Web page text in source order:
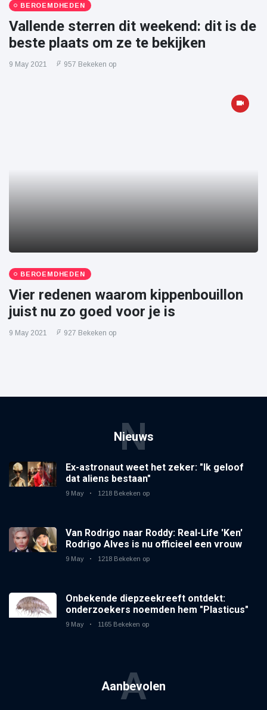
BEROEMDHEDEN
Vallende sterren dit weekend: dit is de
beste plaats om ze te bekijken
9 May 2021 957 Bekeken op
BEROEMDHEDEN
Vier redenen waarom kippenbouillon
juist nu zo goed voor je is
9 May 2021 927 Bekeken op
Nieuws
N
Ex-astronaut weet het zeker: "Ik geloof
dat aliens bestaan"
9 May 1218 Bekeken op
Van Rodrigo naar Roddy: Real-Life 'Ken'
Rodrigo Alves is nu officieel een vrouw
9 May 1218 Bekeken op
Onbekende diepzeekreeft ontdekt:
onderzoekers noemden hem "Plasticus"
9 May 1165 Bekeken op
Aanbevolen
A